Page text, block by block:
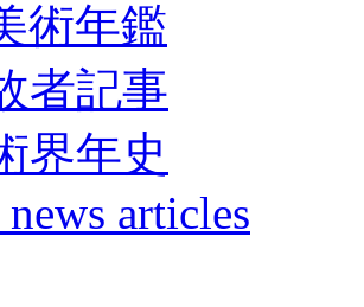
術年鑑
者記事
界年史
articles